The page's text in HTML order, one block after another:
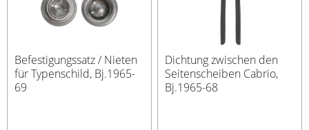
Befestigungssatz / Nieten
für Typenschild, Bj.1965-
69
Dichtung zwischen den
Seitenscheiben Cabrio,
Bj.1965-68